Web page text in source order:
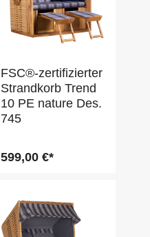
FSC®-zertifizierter
Strandkorb Trend
10 PE nature Des.
745
599,00 €*